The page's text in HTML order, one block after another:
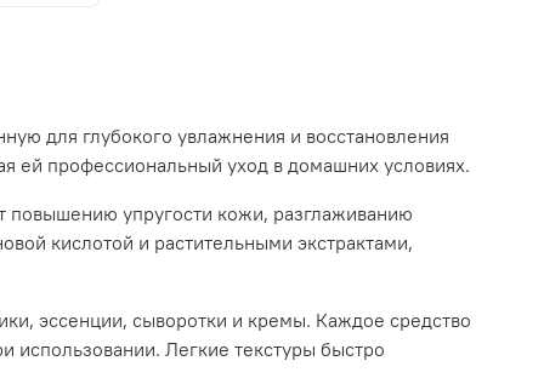
для глубокого увлажнения и восстановления
ей профессиональный уход в домашних условиях.
повышению упругости кожи, разглаживанию
кислотой и растительными экстрактами,
эссенции, сыворотки и кремы. Каждое средство
использовании. Легкие текстуры быстро